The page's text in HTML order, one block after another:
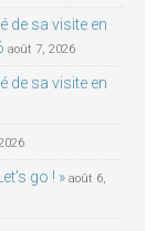
de sa visite en
août 7, 2026
de sa visite en
go ! » août 6,